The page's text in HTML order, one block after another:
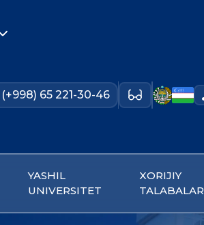
(+998) 65 221-30-46
YASHIL
UNIVERSITET
XORIJIY
TALABALAR